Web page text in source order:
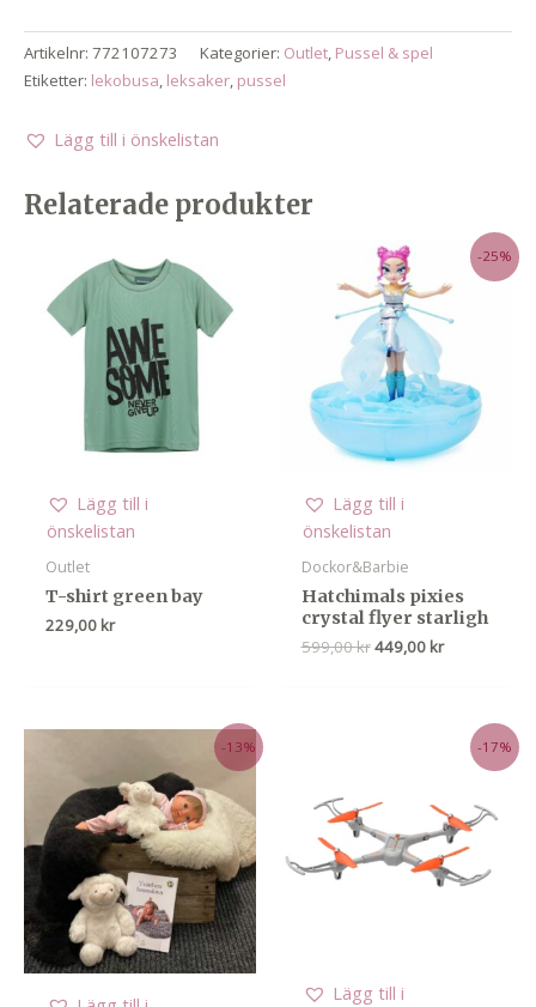
Artikelnr: 772107273 Kategorier: Outlet, Pussel & spel
Etiketter: lekobusa, leksaker, pussel
Lägg till i önskelistan
Relaterade produkter
Lägg till i
önskelistan
Outlet
T-shirt green bay
229,00 kr
-25%
Lägg till i
önskelistan
Dockor&Barbie
Hatchimals pixies
crystal flyer starligh
599,00krDet
449,00 krDet
449,00 kr.
-13% -17%
Lägg till i